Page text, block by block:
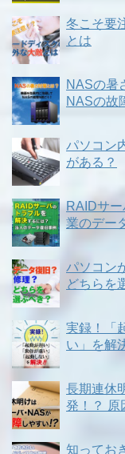
冬こそ要
とは
NASの暑
NASの故
パソコン
がある？
RAIDサ
業のデー
パソコン
どちらを
実録！「
い」を解
長期連休
発！？ 原
知ってお